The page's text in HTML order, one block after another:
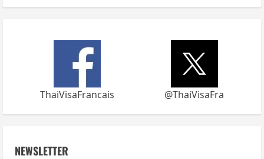
ThaiVisaFrancais @ThaiVisaFra
NEWSLETTER